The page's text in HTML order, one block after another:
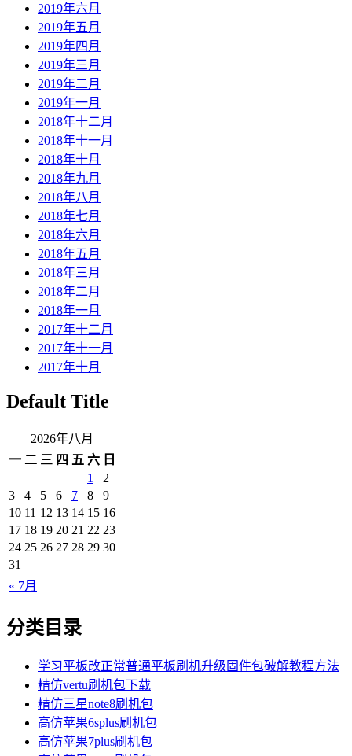
2019年六月
2019年五月
2019年四月
2019年三月
2019年二月
2019年一月
2018年十二月
2018年十一月
2018年十月
2018年九月
2018年八月
2018年七月
2018年六月
2018年五月
2018年三月
2018年二月
2018年一月
2017年十二月
2017年十一月
2017年十月
Default Title
2026年八月
一 二 三 四 五 六 日
« 7月
1
2
3
4 5 6 7 8
9
10 11 12 13 14 15 16
17 18 19 20 21 22 23
24 25 26 27 28 29 30
31
分类目录
学习平板改正常普通平板刷机升级固件包破解教程方法
精仿vertu刷机包下载
精仿三星note8刷机包
高仿苹果6splus刷机包
高仿苹果7plus刷机包